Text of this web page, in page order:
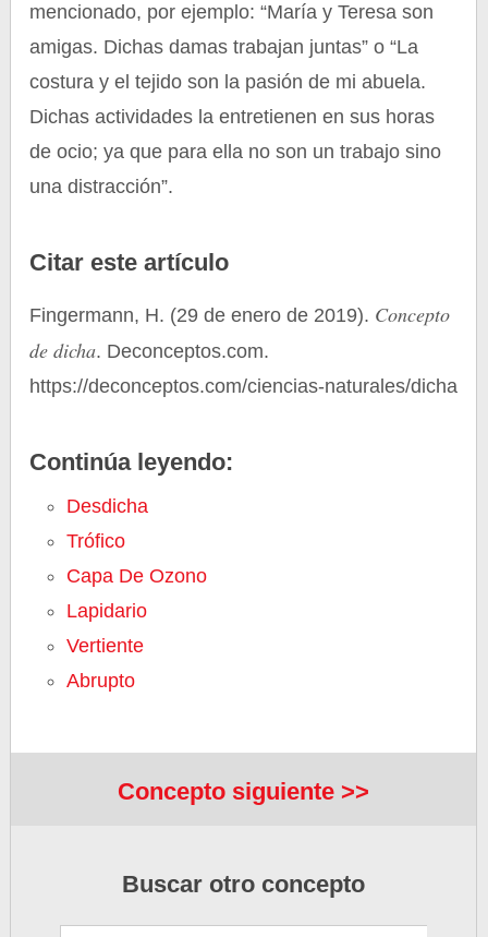
mencionado, por ejemplo: “María y Teresa son
amigas. Dichas damas trabajan juntas” o “La
costura y el tejido son la pasión de mi abuela.
Dichas actividades la entretienen en sus horas
de ocio; ya que para ella no son un trabajo sino
una distracción”.
Citar este artículo
Fingermann, H. (29 de enero de 2019). Concepto
de dicha. Deconceptos.com.
https://deconceptos.com/ciencias-naturales/dicha
Continúa leyendo:
Desdicha
Trófico
Capa De Ozono
Lapidario
Vertiente
Abrupto
Concepto siguiente >>
Buscar otro concepto